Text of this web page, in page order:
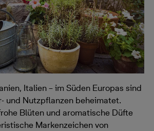
Italien – im Süden Europas sind
und Nutzpflanzen beheimatet.
Blüten und aromatische Düfte
Markenzeichen von